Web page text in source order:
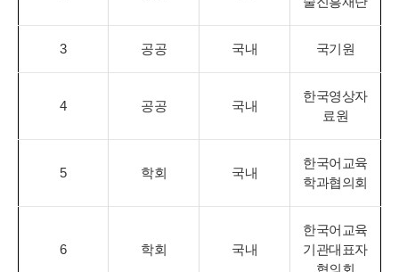
3 공공 국내 국기원
4 공공 국내
한국영상자
료원
5 학회 국내
한국어교육
학과협의회
6 학회 국내
한국어교육
기관대표자
협의회